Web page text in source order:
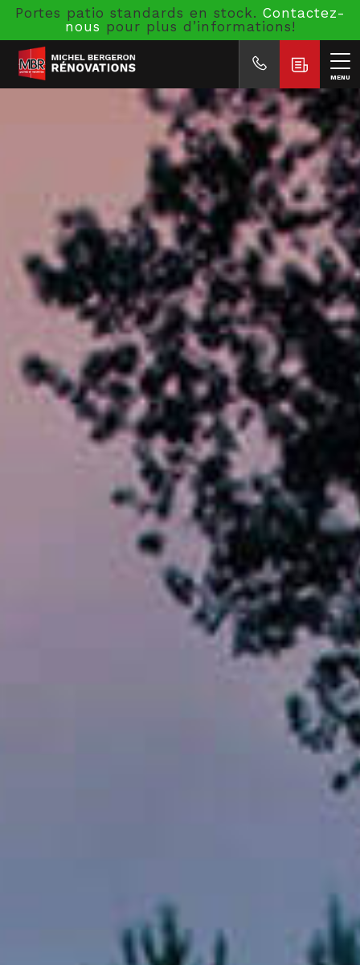
Portes patio standards en stock. Contactez-
nous pour plus d’informations!
MENU